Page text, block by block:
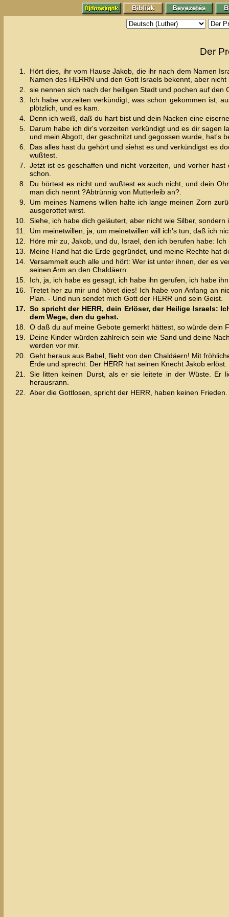
Der
1.
Hört dies, ihr vom Hause Jakob, die ihr nach dem Namen
Namen des HERRN und den Gott Israels bekennt, aber
2.
sie nennen sich nach der heiligen Stadt und pochen auf den
3.
Ich habe vorzeiten verkündigt, was schon gekommen ist;
plötzlich, und es kam.
4.
Denn ich weiß, daß du hart bist und dein Nacken eine
5.
Darum habe ich dir's vorzeiten verkündigt und es dir sagen
und mein Abgott, der geschnitzt und gegossen wurde, hat's
6.
Das alles hast du gehört und siehst es und verkündigst es
wußtest.
7.
Jetzt ist es geschaffen und nicht vorzeiten, und vorher
schon.
8.
Du hörtest es nicht und wußtest es auch nicht, und dein
man dich nennt ?Abtrünnig von Mutterleib an?.
9.
Um meines Namens willen halte ich lange meinen Zorn
ausgerottet wirst.
10.
Siehe, ich habe dich geläutert, aber nicht wie Silber,
11.
Um meinetwillen, ja, um meinetwillen will ich's tun, daß ich
12.
Höre mir zu, Jakob, und du, Israel, den ich berufen habe:
13.
Meine Hand hat die Erde gegründet, und meine Rechte hat
14.
Versammelt euch alle und hört: Wer ist unter ihnen, der es
seinen Arm an den Chaldäern.
15.
Ich, ja, ich habe es gesagt, ich habe ihn gerufen, ich habe
16.
Tretet her zu mir und höret dies! Ich habe von Anfang an
Plan. - Und nun sendet mich Gott der HERR und sein Geist.
17. So spricht der HERR, dein Erlöser, der Heilige Israels:
dem Wege, den du gehst.
18.
O daß du auf meine Gebote gemerkt hättest, so würde dein
19.
Deine Kinder würden zahlreich sein wie Sand und deine
werden vor mir.
20.
Geht heraus aus Babel, flieht von den Chaldäern! Mit
Erde und sprecht: Der HERR hat seinen Knecht Jakob erlöst.
21.
Sie litten keinen Durst, als er sie leitete in der Wüste. Er
herausrann.
22.
Aber die Gottlosen, spricht der HERR, haben keinen Frieden.